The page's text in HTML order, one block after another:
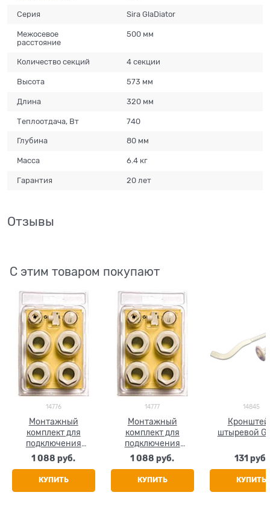
Серия Sira GlaDiator
Межосевое
расстояние
500 мм
Количество секций 4 секции
Высота 573 мм
Длина 320 мм
Теплоотдача, Вт 740
Глубина 80 мм
Масса 6.4 кг
Гарантия 20 лет
Отзывы
С этим товаром покупают
14776
Монтажный
комплект для
подключения
радиатора Global,
размер 1/2"
1 088 руб.
КУПИТЬ
14777
Монтажный
комплект для
подключения
радиатора Global,
размер 3/4"
1 088 руб.
КУПИТЬ
14845
штыревой
131 руб.
КУПИТЬ